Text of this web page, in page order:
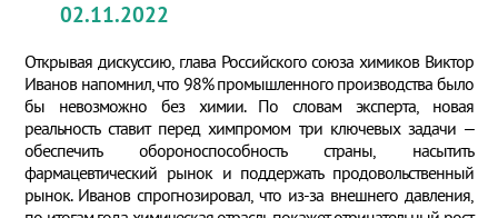
02.11.2022
Открывая дискуссию, глава Российского союза химиков Виктор
Иванов напомнил, что 98% промышленного производства было
бы невозможно без химии. По словам эксперта, новая
реальность ставит перед химпромом три ключевых задачи –
обеспечить обороноспособность страны, насытить
фармацевтический рынок и поддержать продовольственный
рынок. Иванов спрогнозировал, что из-за внешнего давления,